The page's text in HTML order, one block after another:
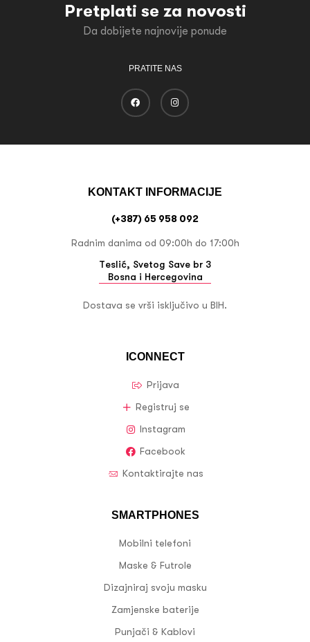
Pretplati se za novosti
Da dobijete najnovije ponude
PRATITE NAS
ICONNECT
Prijava
Registruj se
Instagram
Facebook
Kontaktirajte nas
SMARTPHONES
Mobilni telefoni
Maske & Futrole
Dizajniraj svoju masku
Zamjenske baterije
Punjači & Kablovi
KONTAKT INFORMACIJE
(+387) 65 958 092
Radnim danima od 09:00h do 17:00h
Teslić, Svetog Save br 3
Bosna i Hercegovina
Dostava se vrši isključivo u BIH.